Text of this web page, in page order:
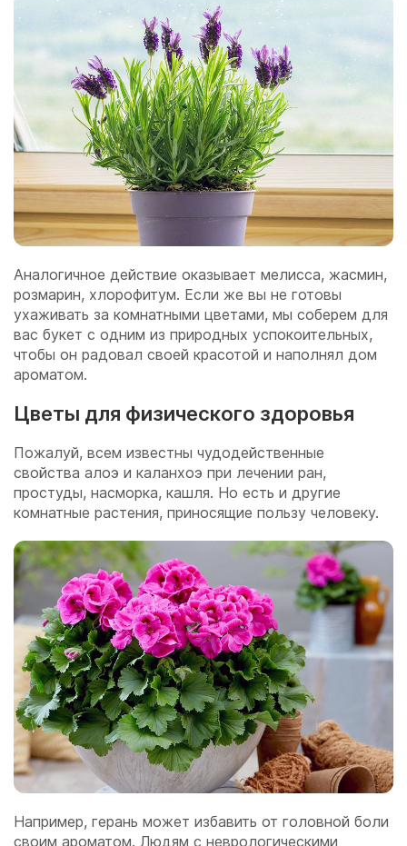
Аналогичное действие оказывает мелисса, жасмин,
розмарин, хлорофитум. Если же вы не готовы
ухаживать за комнатными цветами, мы соберем для
вас букет с одним из природных успокоительных,
чтобы он радовал своей красотой и наполнял дом
ароматом.
Цветы для физического здоровья
Пожалуй, всем известны чудодейственные
свойства алоэ и каланхоэ при лечении ран,
простуды, насморка, кашля. Но есть и другие
комнатные растения, приносящие пользу человеку.
Например, герань может избавить от головной боли
своим ароматом. Людям с неврологическими